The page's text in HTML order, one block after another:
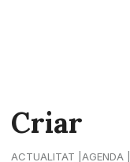
Criar
ACTUALITAT AGENDA